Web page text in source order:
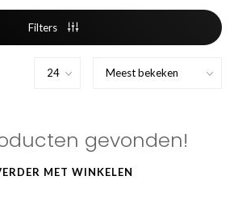
Filters
gevonden!
MET WINKELEN